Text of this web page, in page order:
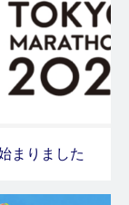
まりました